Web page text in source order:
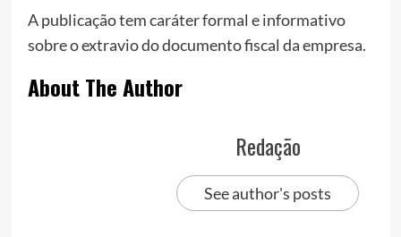
A publicação tem caráter formal e informativo
sobre o extravio do documento fiscal da empresa.
About The Author
Redação
See author's posts